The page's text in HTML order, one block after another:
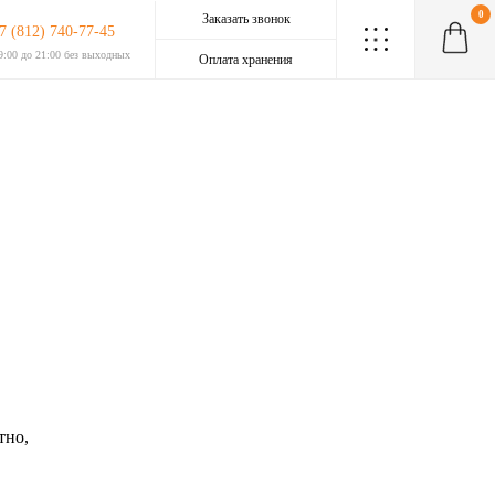
. . .
. . .
. . .
(812) 740-77-45
до 21:00 без выходных
Заказать звонок
Оплата хранения
0